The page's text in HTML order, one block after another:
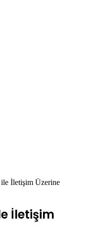
İletişim Üzerine
İletişim